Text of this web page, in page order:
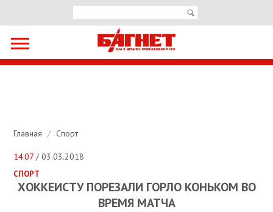
Главная / Спорт
14:07 / 03.03.2018
СПОРТ
ХОККЕИСТУ ПОРЕЗАЛИ ГОРЛО КОНЬКОМ ВО
ВРЕМЯ МАТЧА